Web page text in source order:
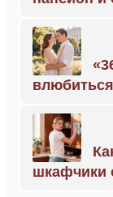
шкафчики